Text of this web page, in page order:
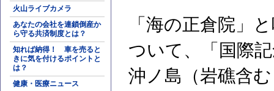
火山ライブカメラ
あなたの会社を連鎖倒産か
ら守る共済制度とは？
知れば納得！ 車を売ると
きに気を付けるポイントと
は？
健康・医療ニュース
「海の正倉院」
ついて、「国際
沖ノ島（岩礁含